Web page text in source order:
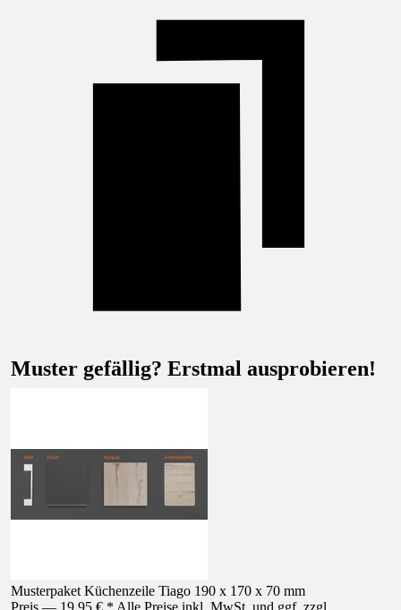
Muster gefällig? Erstmal ausprobieren!
Musterpaket Küchenzeile Tiago 190 x 170 x 70 mm
Preis — 19,95 € * Alle Preise inkl. MwSt. und ggf. zzgl.